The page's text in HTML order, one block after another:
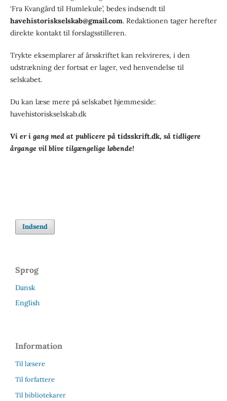
‘Fra Kvangård til Humlekule’, bedes indsendt til
havehistoriskselskab@gmail.com. Redaktionen tager herefter
direkte kontakt til forslagsstilleren.
Trykte eksemplarer af årsskriftet kan rekvireres, i den
udstrækning der fortsat er lager, ved henvendelse til
selskabet.
Du kan læse mere på selskabet hjemmeside:
havehistoriskselskab.dk
Vi er i gang med at publicere påtidsskrift.dk, så tidligere
årgange vil blive tilgængelige løbende!
Indsend
Sprog
Dansk
English
Information
Til læsere
Til forfattere
Til bibliotekarer